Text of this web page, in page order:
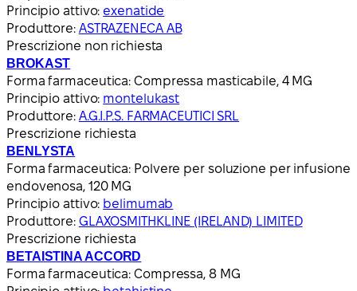
Principio attivo: exenatide
Produttore: ASTRAZENECA AB
Prescrizione non richiesta
BROKAST
Forma farmaceutica: Compressa masticabile, 4 MG
Principio attivo: montelukast
Produttore: A.G.I.P.S. FARMACEUTICI SRL
Prescrizione richiesta
BENLYSTA
Forma farmaceutica: Polvere per soluzione per infusione
endovenosa, 120 MG
Principio attivo: belimumab
Produttore: GLAXOSMITHKLINE (IRELAND) LIMITED
Prescrizione richiesta
BETAISTINA ACCORD
Forma farmaceutica: Compressa, 8 MG